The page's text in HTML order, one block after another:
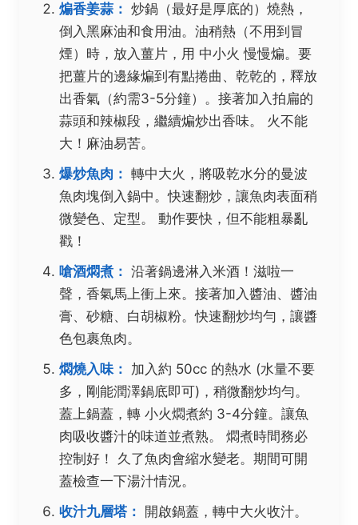
煸香姜蒜： 炒鍋（最好是厚底的）燒熱，
倒入黑麻油和食用油。油稍熱（不用到冒
煙）時，放入薑片，用 中小火 慢慢煸。要
把薑片的邊緣煸到有點捲曲、乾乾的，釋放
出香氣（約需3-5分鐘）。接著加入拍扁的
蒜頭和辣椒段，繼續煸炒出香味。 火不能
大！麻油易苦。
爆炒魚肉： 轉中大火，將吸乾水分的曼波
魚肉塊倒入鍋中。快速翻炒，讓魚肉表面稍
微變色、定型。 動作要快，但不能粗暴亂
戳！
嗆酒燜煮： 沿著鍋邊淋入米酒！滋啦一
聲，香氣馬上衝上來。接著加入醬油、醬油
膏、砂糖、白胡椒粉。快速翻炒均勻，讓醬
色包裹魚肉。
燜燒入味： 加入約 50cc 的熱水 (水量不要
多，剛能潤澤鍋底即可)，稍微翻炒均勻。
蓋上鍋蓋，轉 小火燜煮約 3-4分鐘。讓魚
肉吸收醬汁的味道並煮熟。 燜煮時間務必
控制好！
久了魚肉會縮水變老。期間可開
蓋檢查一下湯汁情況。
收汁九層塔：
開啟鍋蓋，轉中大火收汁。